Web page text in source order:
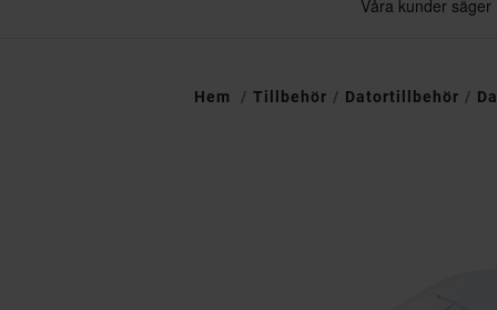
Hem Tillbehör Datortillbehör